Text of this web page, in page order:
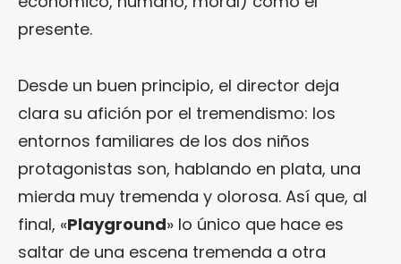
presente.
Desde un buen principio, el director deja
clara su afición por el tremendismo: los
entornos familiares de los dos niños
protagonistas son, hablando en plata, una
mierda muy tremenda y olorosa. Así que, al
final, «Playground» lo único que hace es
saltar de una escena tremenda a otra